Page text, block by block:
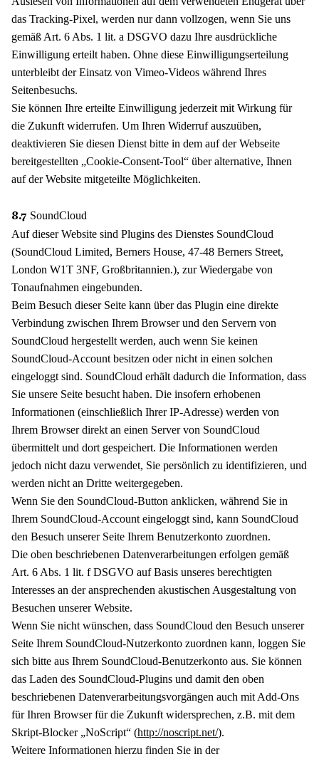
das Tracking-Pixel, werden nur dann vollzogen, wenn Sie uns
gemäß Art. 6 Abs. 1 lit. a DSGVO dazu Ihre ausdrückliche
Einwilligung erteilt haben. Ohne diese Einwilligungserteilung
unterbleibt der Einsatz von Vimeo-Videos während Ihres
Seitenbesuchs.
Sie können Ihre erteilte Einwilligung jederzeit mit Wirkung für
die Zukunft widerrufen. Um Ihren Widerruf auszuüben,
deaktivieren Sie diesen Dienst bitte in dem auf der Webseite
bereitgestellten „Cookie-Consent-Tool“ über alternative, Ihnen
auf der Website mitgeteilte Möglichkeiten.
8.7 SoundCloud
Auf dieser Website sind Plugins des Dienstes SoundCloud
(SoundCloud Limited, Berners House, 47-48 Berners Street,
London W1T 3NF, Großbritannien.), zur Wiedergabe von
Tonaufnahmen eingebunden.
Beim Besuch dieser Seite kann über das Plugin eine direkte
Verbindung zwischen Ihrem Browser und den Servern von
SoundCloud hergestellt werden, auch wenn Sie keinen
SoundCloud-Account besitzen oder nicht in einen solchen
eingeloggt sind. SoundCloud erhält dadurch die Information, dass
Sie unsere Seite besucht haben. Die insofern erhobenen
Informationen (einschließlich Ihrer IP-Adresse) werden von
Ihrem Browser direkt an einen Server von SoundCloud
übermittelt und dort gespeichert. Die Informationen werden
jedoch nicht dazu verwendet, Sie persönlich zu identifizieren, und
werden nicht an Dritte weitergegeben.
Wenn Sie den SoundCloud-Button anklicken, während Sie in
Ihrem SoundCloud-Account eingeloggt sind, kann SoundCloud
den Besuch unserer Seite Ihrem Benutzerkonto zuordnen.
Die oben beschriebenen Datenverarbeitungen erfolgen gemäß
Art. 6 Abs. 1 lit. f DSGVO auf Basis unseres berechtigten
Interesses an der ansprechenden akustischen Ausgestaltung von
Besuchen unserer Website.
Wenn Sie nicht wünschen, dass SoundCloud den Besuch unserer
Seite Ihrem SoundCloud-Nutzerkonto zuordnen kann, loggen Sie
sich bitte aus Ihrem SoundCloud-Benutzerkonto aus. Sie können
das Laden des SoundCloud-Plugins und damit den oben
beschriebenen Datenverarbeitungsvorgängen auch mit Add-Ons
für Ihren Browser für die Zukunft widersprechen, z.B. mit dem
Skript-Blocker „NoScript“ (http://noscript.net/).
Weitere Informationen hierzu finden Sie in der